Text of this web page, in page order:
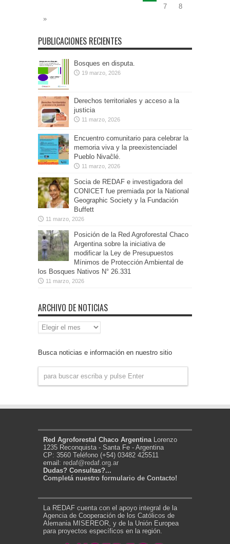
7
8
»
PUBLICACIONES RECIENTES
Bosques en disputa.
19 marzo, 2026
Derechos territoriales y acceso a la
justicia
11 marzo, 2026
Encuentro comunitario para celebrar la
memoria viva y la preexistenciadel
Pueblo Nivaĉlé.
11 marzo, 2026
Socia de REDAF e investigadora del
CONICET fue premiada por la National
Geographic Society y la Fundación
Buffett
11 marzo, 2026
Posición de la Red Agroforestal Chaco
Argentina sobre la iniciativa de
modificar la Ley de Presupuestos
Mínimos de Protección Ambiental de
los Bosques Nativos N° 26.331
11 marzo, 2026
ARCHIVO DE NOTICIAS
Archivo
de
Busca noticias e información en nuestro sitio
Red Agroforestal Chaco Argentina Lorenzo
1235 Reconquista - Santa Fe - Argentina
CP: 3560 Teléfono (+54) 03482 425511
email: redaf@redaf.org.ar
Dudas? Consultas?...
Completá nuestro formulario de Contacto!
La REDAF cuenta con el apoyo integral de la
Agencia de Cooperación de los Católicos de
Alemania MISEREOR, y de la Unión Europea
para proyectos específicos en la región.